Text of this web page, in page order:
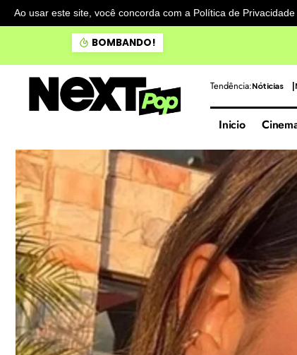
Ao usar este site, você concorda com a Política de Privacidade
BOMBANDO!
Tendência:Nóticias
Inicio